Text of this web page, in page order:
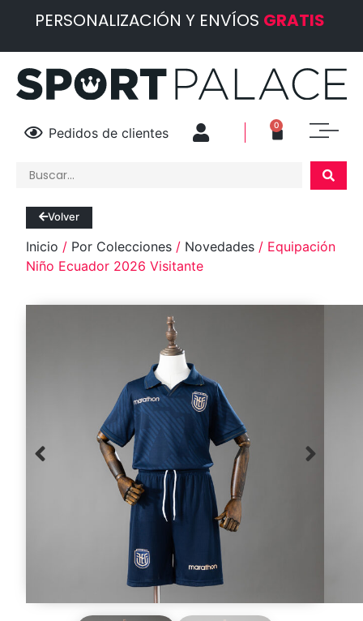
PERSONALIZACIÓN Y ENVÍOS GRATIS
Pedidos de clientes 0
Volver
Inicio / Por Colecciones / Novedades / Equipación
Niño Ecuador 2026 Visitante